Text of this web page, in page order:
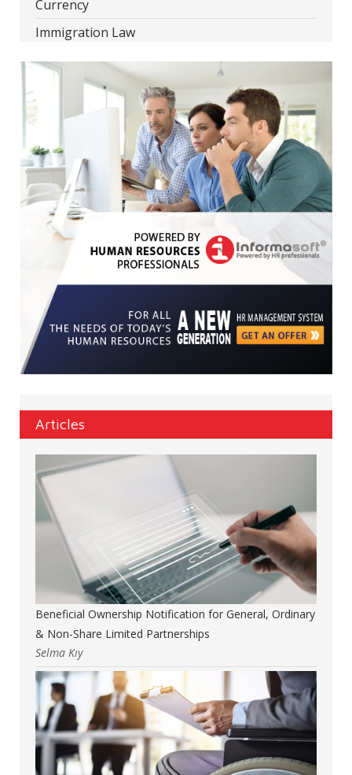
Currency
Immigration Law
Articles
Beneficial Ownership Notification for General, Ordinary
& Non-Share Limited Partnerships
Selma Kıy